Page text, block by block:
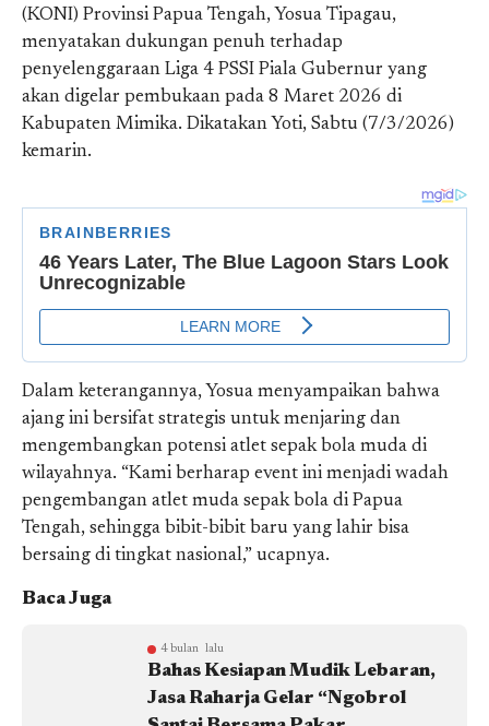
(KONI) Provinsi Papua Tengah, Yosua Tipagau,
menyatakan dukungan penuh terhadap
penyelenggaraan Liga 4 PSSI Piala Gubernur yang
akan digelar pembukaan pada 8 Maret 2026 di
Kabupaten Mimika. Dikatakan Yoti, Sabtu (7/3/2026)
kemarin.
Dalam keterangannya, Yosua menyampaikan bahwa
ajang ini bersifat strategis untuk menjaring dan
mengembangkan potensi atlet sepak bola muda di
wilayahnya. “Kami berharap event ini menjadi wadah
pengembangan atlet muda sepak bola di Papua
Tengah, sehingga bibit-bibit baru yang lahir bisa
bersaing di tingkat nasional,” ucapnya.
Baca Juga
4 bulan lalu
Bahas Kesiapan Mudik Lebaran,
Jasa Raharja Gelar “Ngobrol